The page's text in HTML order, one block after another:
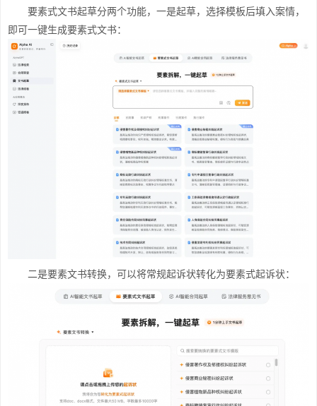
要素式文书起草分两个功能，一是起草，选择模板后填入案情，
即可一键生成要素式文书：
二是要素文书转换，可以将常规起诉状转化为要素式起诉状：